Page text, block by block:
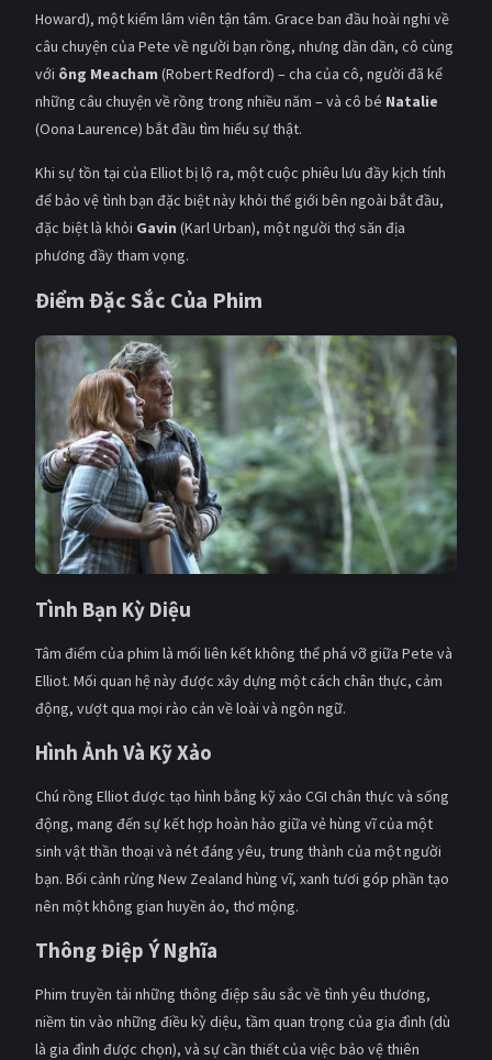
Howard), một kiểm lâm viên tận tâm. Grace ban đầu hoài nghi về
câu chuyện của Pete về người bạn rồng, nhưng dần dần, cô cùng
với ông Meacham (Robert Redford) – cha của cô, người đã kể
những câu chuyện về rồng trong nhiều năm – và cô bé Natalie
(Oona Laurence) bắt đầu tìm hiểu sự thật.
Khi sự tồn tại của Elliot bị lộ ra, một cuộc phiêu lưu đầy kịch tính
để bảo vệ tình bạn đặc biệt này khỏi thế giới bên ngoài bắt đầu,
đặc biệt là khỏi Gavin (Karl Urban), một người thợ săn địa
phương đầy tham vọng.
Điểm Đặc Sắc Của Phim
Tình Bạn Kỳ Diệu
Tâm điểm của phim là mối liên kết không thể phá vỡ giữa Pete và
Elliot. Mối quan hệ này được xây dựng một cách chân thực, cảm
động, vượt qua mọi rào cản về loài và ngôn ngữ.
Hình Ảnh Và Kỹ Xảo
Chú rồng Elliot được tạo hình bằng kỹ xảo CGI chân thực và sống
động, mang đến sự kết hợp hoàn hảo giữa vẻ hùng vĩ của một
sinh vật thần thoại và nét đáng yêu, trung thành của một người
bạn. Bối cảnh rừng New Zealand hùng vĩ, xanh tươi góp phần tạo
nên một không gian huyền ảo, thơ mộng.
Thông Điệp Ý Nghĩa
Phim truyền tải những thông điệp sâu sắc về tình yêu thương,
niềm tin vào những điều kỳ diệu, tầm quan trọng của gia đình (dù
là gia đình được chọn), và sự cần thiết của việc bảo vệ thiên